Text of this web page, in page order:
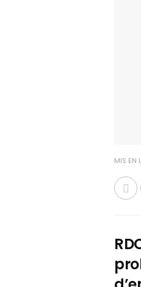
MIS EN